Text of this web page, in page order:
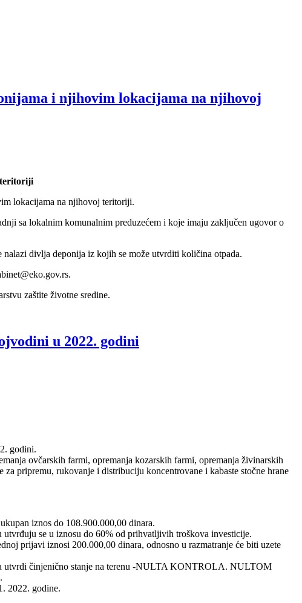
i njihovim lokacijama na njihovoj
teritoriji
lokacijama na njihovoj teritoriji.
sa lokalnim komunalnim preduzećem i koje imaju zaključen ugovor o
divlja deponija iz kojih se može utvrditi količina otpada.
zaštite životne sredine.
u 2022. godini
godini.
ovčarskih farmi, opremanja kozarskih farmi, opremanja živinarskih
pripremu, rukovanje i distribuciju koncentrovane i kabaste stočne hrane
iznos do 108.900.000,00 dinara.
se u iznosu do 60% od prihvatljivih troškova investicije.
prijavi iznosi 200.000,00 dinara, odnosno u razmatranje će biti uzete
utvrdi činjenično stanje na terenu -NULTA KONTROLA. NULTOM
2022. godine.